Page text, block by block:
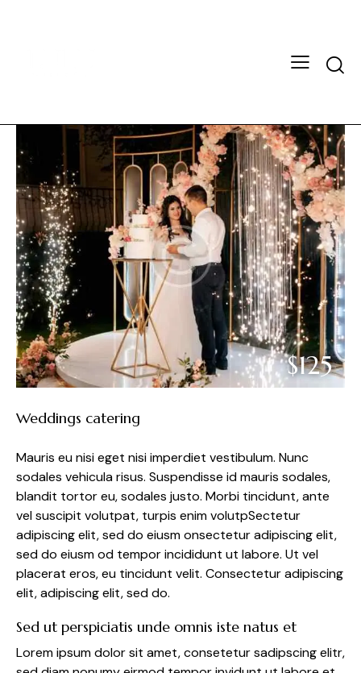
$125
Weddings catering
Mauris eu nisi eget nisi imperdiet vestibulum. Nunc
sodales vehicula risus. Suspendisse id mauris sodales,
blandit tortor eu, sodales justo. Morbi tincidunt, ante
vel suscipit volutpat, turpis enim volutpSectetur
adipiscing elit, sed do eiusm onsectetur adipiscing elit,
sed do eiusm od tempor incididunt ut labore. Ut vel
placerat eros, eu tincidunt velit. Consectetur adipiscing
elit, adipiscing elit, sed do.
Sed ut perspiciatis unde omnis iste natus et
Lorem ipsum dolor sit amet, consetetur sadipscing elitr,